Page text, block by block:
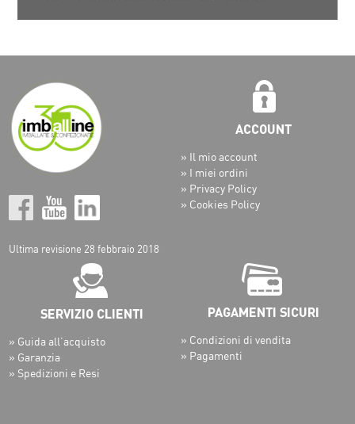
Ultima revisione 28 febbraio 2018
» Il mio account
» I miei ordini
» Privacy Policy
» Cookies Policy
» Guida all’acquisto
» Garanzia
» Spedizioni e Resi
» Condizioni di vendita
» Pagamenti